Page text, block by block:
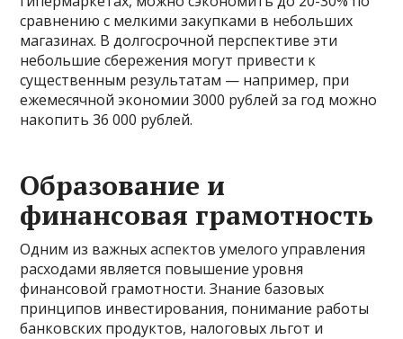
сравнению с мелкими закупками в небольших
магазинах. В долгосрочной перспективе эти
небольшие сбережения могут привести к
существенным результатам — например, при
ежемесячной экономии 3000 рублей за год можно
накопить 36 000 рублей.
Образование и
финансовая грамотность
Одним из важных аспектов умелого управления
расходами является повышение уровня
финансовой грамотности. Знание базовых
принципов инвестирования, понимание работы
банковских продуктов, налоговых льгот и